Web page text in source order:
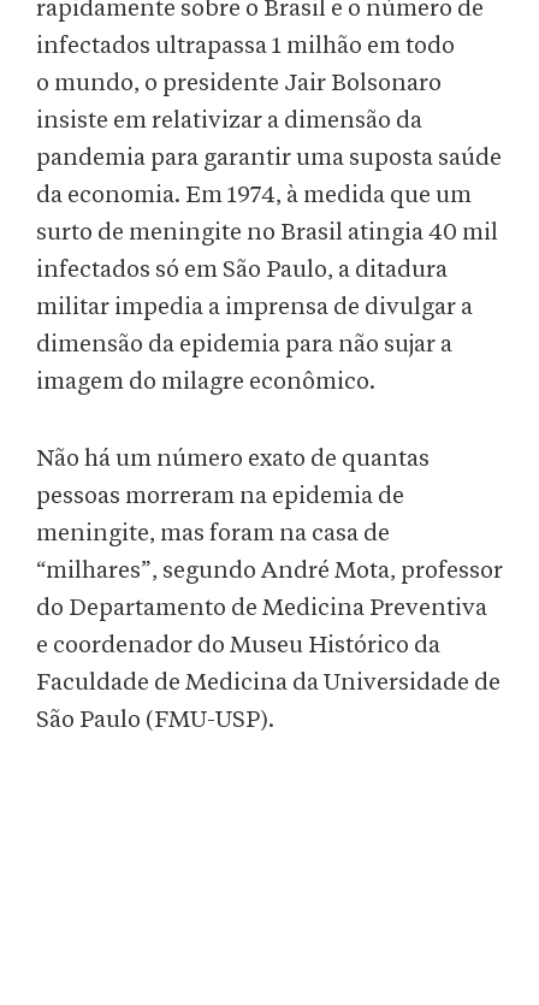
rapidamente sobre o Brasil e o número de
infectados ultrapassa 1 milhão em todo
o mundo, o presidente Jair Bolsonaro
insiste em relativizar a dimensão da
pandemia para garantir uma suposta saúde
da economia. Em 1974, à medida que um
surto de meningite no Brasil atingia 40 mil
infectados só em São Paulo, a ditadura
militar impedia a imprensa de divulgar a
dimensão da epidemia para não sujar a
imagem do milagre econômico.
Não há um número exato de quantas
pessoas morreram na epidemia de
meningite, mas foram na casa de
“milhares”, segundo André Mota, professor
do Departamento de Medicina Preventiva
e coordenador do Museu Histórico da
Faculdade de Medicina da Universidade de
São Paulo (FMU-USP).